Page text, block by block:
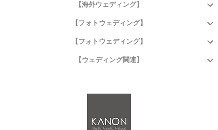
【海外ウェディング】
【フォトウェディング】
【フォトウェディング】
【ウェディング関連】